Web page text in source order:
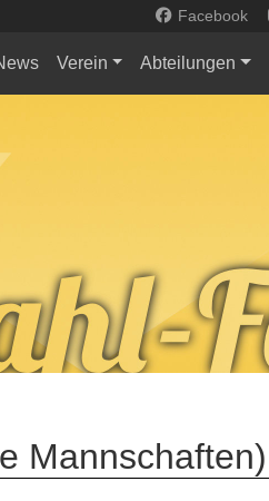
Facebook
Verein Abteilungen
Mannschaften)